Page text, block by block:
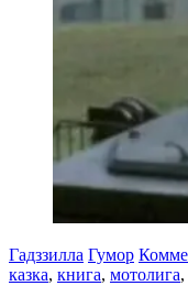
Гадззилла Гумор
казка, книга, мотолига,